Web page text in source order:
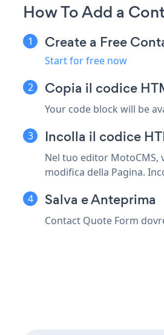
How To Add a
Create a Free
Start for free now
Copia il codice
Your code block will be
Incolla il codice
Nel tuo editor MotoCMS,
modifica della Pagina.
Salva e Anteprima
Contact Quote Form